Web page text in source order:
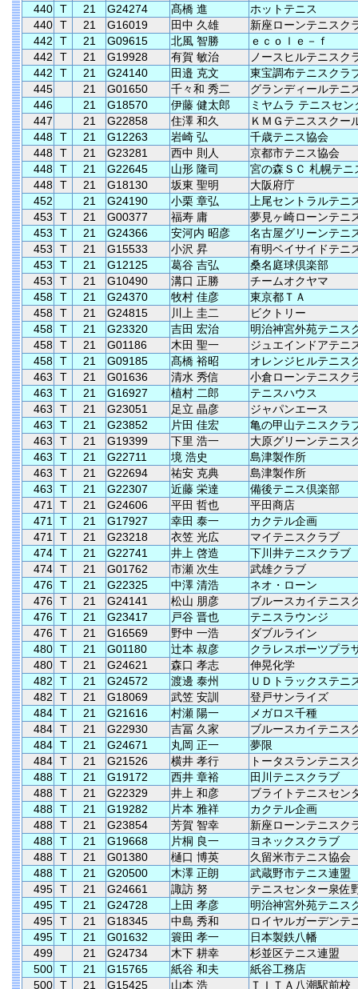
440 T 21 G24274 髙橋 進
ホットテニス
440 T 21 G16019 田中 久雄
新座ローンテニスク
442
T 21 G09615 北風 智勝
ｅｃｏｌｅ－ｆ
442
T 21 G19928 有賀 敏治
ノースヒルテニスク
442
T 21 G24140 田邉 克文
東宝調布テニスクラ
445
21 G01650 千々和 秀二
グランディールテニ
446
21 G18570 伊藤 健太郎
ミヤムラ テニスセン
447
21 G22858 住澤 和久
ＫＭＧテニススクー
448 T 21 G12263 岩崎 弘
千歳テニス協会
448 T 21 G23281 西中 則人
京都市テニス協会
448 T 21 G22645 山形 隆司
宮の森ＳＣ 札幌テニ
448 T 21 G18130 坂東 聖明
大阪府庁
452
21 G24190 小栗 章弘
上尾セントラルテニ
453
T 21 G00377 福寿 庸
夢見ヶ崎ローンテニ
453
T 21 G24366 安河内 昭彦
名古屋グリーンテニ
453
T 21 G15533 小沢 昇
有明ベイサイドテニ
453
T 21 G12125 葛谷 吉弘
桑名庭球倶楽部
453
T 21 G10490 溝口 正勝
チームオクヤマ
458 T 21 G24370 牧村 佳彦
東京都ＴＡ
458 T 21 G24815 川上 圭二
ビクトリー
458 T 21 G23320 吉田 宏治
明治神宮外苑テニス
458 T 21 G01186 木田 聖一
ジュエインドアテニ
458 T 21 G09185 髙橋 裕昭
オレンジヒルテニス
463
T 21 G01636 清水 秀信
小倉ローンテニスク
463
T 21 G16927 植村 二郎
テニスハウス
463
T 21 G23051 足立 晶彦
ジャパンエース
463
T 21 G23852 片田 佳宏
亀の甲山テニスクラ
463
T 21 G19399 下里 浩一
大原グリーンテニス
463
T 21 G22711 境 浩史
島津製作所
463
T 21 G22694 祐安 克典
島津製作所
463
T 21 G22307 近藤 栄達
備後テニス倶楽部
471
T 21 G24606 平田 哲也
平田商店
471
T 21 G17927 幸田 泰一
カクテル企画
471
T 21 G23218 衣笠 光広
マイテニスクラブ
474 T 21 G22741 井上 啓造
下川井テニスクラブ
474 T 21 G01762 市瀬 次生
武雄クラブ
476 T 21 G22325 中澤 清浩
ネオ・ローン
476 T 21 G24141 松山 朋彦
ブルースカイテニス
476 T 21 G23417 戸谷 晋也
テニスラウンジ
476 T 21 G16569 野中 一浩
ダブルライン
480 T 21 G01180 辻本 叔彦
クラレスポーツプラ
480 T 21 G24621 森口 孝志
伸晃化学
482
T 21 G24572 渡邊 泰州
ＵＤトラックステニ
482
T 21 G18069 武笠 安訓
登戸サンライズ
484 T 21 G21616 村瀬 陽一
メガロス千種
484 T 21 G22930 吉冨 久家
ブルースカイテニス
484 T 21 G24671 丸岡 正一
夢限
484 T 21 G21526 横井 孝行
トータスランテニス
488 T 21 G19172 西井 章裕
田川テニスクラブ
488 T 21 G22329 井上 和彦
ブライトテニスセン
488 T 21 G19282 片本 雅祥
カクテル企画
488 T 21 G23854 芳賀 智幸
新座ローンテニスク
488 T 21 G19668 片桐 良一
ヨネックスクラブ
488 T 21 G01380 樋口 博英
久留米市テニス協会
488 T 21 G20500 木澤 正朗
武蔵野市テニス連盟
495 T 21 G24661 諏訪 努
テニスセンター泉佐
495 T 21 G24728 上田 孝彦
明治神宮外苑テニス
495 T 21 G18345 中島 秀和
ロイヤルガーデンテ
495 T 21 G01632 簑田 孝一
日本製鉄八幡
499
21 G24734 木下 耕幸
杉並区テニス連盟
500 T 21 G15765 紙谷 和夫
紙谷工務店
500 T 21 G15425 山本 浩 ＴＩＴＡ八潮駅前校